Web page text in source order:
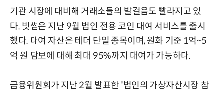
기관 시장에 대비해 거래소들의 발걸음도 빨라지고 있
다. 빗썸은 지난 9월 법인 전용 코인 대여 서비스를 출시
했다. 대여 자산은 테더 단일 종목이며, 원화 기준 1억~5
억 원 담보에 대해 최대 95%까지 대여가 가능하다.
금융위원회가 지난 2월 발표한 '법인의 가상자산시장 참